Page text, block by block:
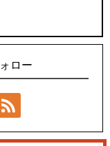
ドローンショーフェ
型水素燃料電池ドロ
ロー